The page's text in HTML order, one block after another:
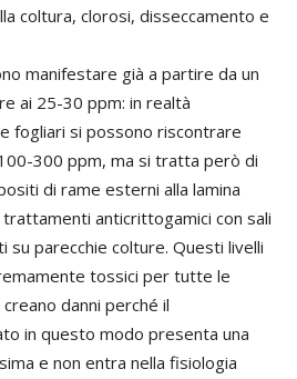
coltura, clorosi, disseccamento e
manifestare già a partire da un
ai 25-30 ppm: in realtà
fogliari si possono riscontrare
300 ppm, ma si tratta però di
di rame esterni alla lamina
anticrittogamici con sali
parecchie colture. Questi livelli
tossici per tutte le
danni perché il
in questo modo presenta una
e non entra nella fisiologia